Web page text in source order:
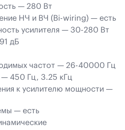
— 280 Вт
НЧ и ВЧ (Bi-wiring) — есть
усилителя — 30-280 Вт
дБ
частот — 26-40000 Гц
— 450 Гц, 3.25 кГц
к усилителю мощности —
— есть